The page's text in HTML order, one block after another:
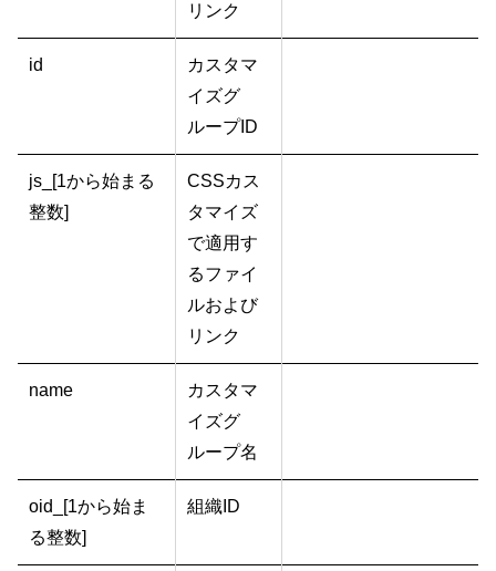
リンク
id
カスタマ
イズグ
ループID
js_[1から始まる
整数]
CSSカス
タマイズ
で適用す
るファイ
ルおよび
リンク
name
カスタマ
イズグ
ループ名
oid_[1から始ま
る整数]
組織ID